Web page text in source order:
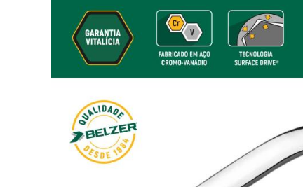
navegação